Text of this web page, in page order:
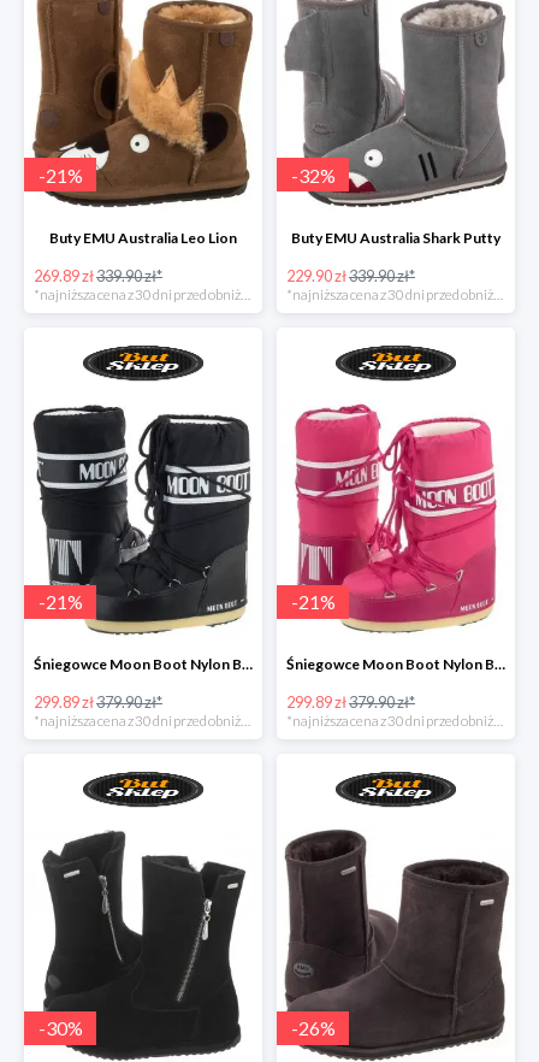
-21%
Buty EMU Australia Leo Lion
269.89 zł339.90 zł*
-32%
Buty EMU Australia Shark Putty
229.90 zł339.90 zł*
-21%
Śniegowce Moon Boot Nylon Black Kids
299.89 zł379.90 zł*
-21%
Śniegowce Moon Boot Nylon Bouganville Kids
299.89 zł379.90 zł*
-30% -26%